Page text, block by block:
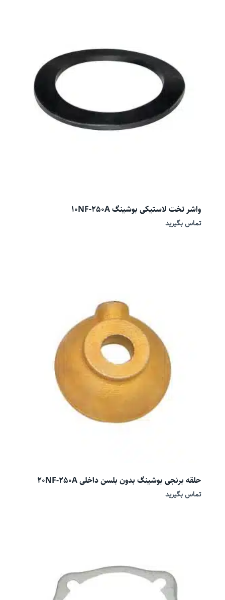
واشر تخت لاستیکی بوشینگ 10NF-250A
تماس بگیرید
حلقه برنجی بوشینگ بدون بلسن داخلی 20NF-250A
تماس بگیرید